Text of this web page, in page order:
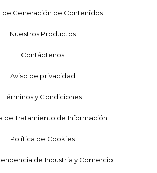
de Generación de Contenidos
Nuestros Productos
Contáctenos
Aviso de privacidad
Términos y Condiciones
de Tratamiento de Información
Política de Cookies
de Industria y Comercio